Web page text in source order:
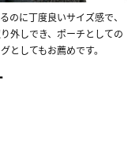
のに丁度良いサイズ感で、
外しでき、ポーチとしての
としてもお薦めです。